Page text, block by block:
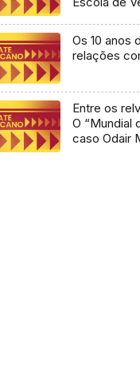
Os 10 anos
relações
Entre os
O “Mundial
caso Odair